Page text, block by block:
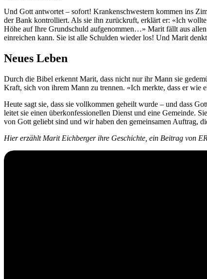
Und Gott antwortet – sofort! Krankenschwestern kommen ins
der Bank kontrolliert. Als sie ihn zurückruft, erklärt er: «Ich
Höhe auf Ihre Grundschuld aufgenommen…» Marit fällt aus
einreichen kann. Sie ist alle Schulden wieder los! Und Marit
Neues Leben
Durch die Bibel erkennt Marit, dass nicht nur ihr Mann sie
Kraft, sich von ihrem Mann zu trennen. «Ich merkte, dass er wie
Heute sagt sie, dass sie vollkommen geheilt wurde – und dass
leitet sie einen überkonfessionellen Dienst und eine Gemeinde.
von Gott geliebt sind und wir haben den gemeinsamen Auftrag,
Hier erzählt Marit Eichberger ihre Geschichte, ein Beitrag von